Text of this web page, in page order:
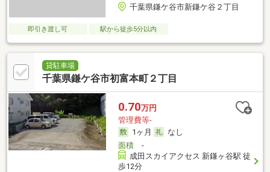
千葉県鎌ケ谷市新鎌ケ谷２丁目
即引き渡し可 駅から徒歩5分以内
貸駐車場
千葉県鎌ケ谷市初富本町２丁目
0.70万円
管理費等-
1ヶ月
なし
面積-
成田スカイアクセス 新鎌ヶ谷駅 徒
歩12分